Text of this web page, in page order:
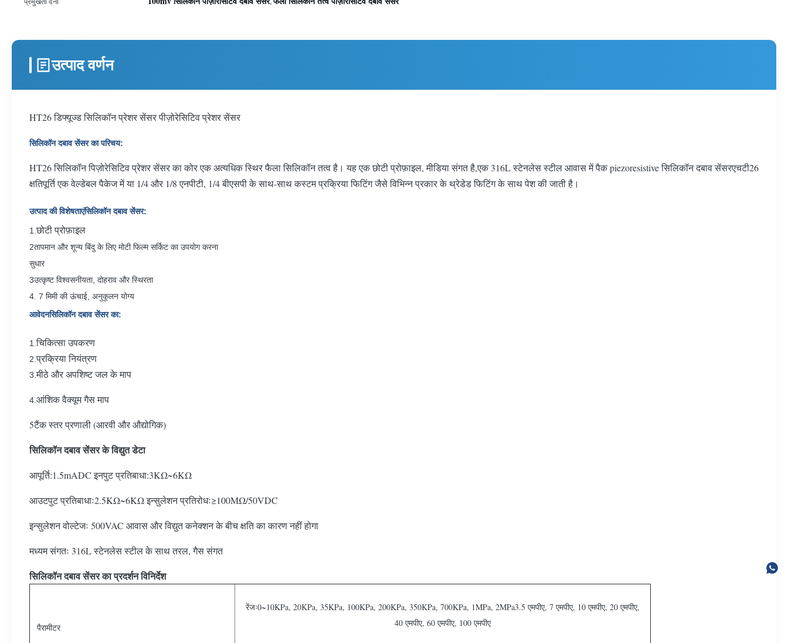
उत्पाद वर्णन
HT26 डिफ्यूज्ड सिलिकॉन प्रेशर सेंसर पीज़ोरेसिटिव प्रेशर सेंसर
सिलिकॉन दबाव सेंसर का परिचय:
HT26 सिलिकॉन पिज़ोरेसिटिव प्रेशर सेंसर का कोर एक अत्यधिक स्थिर फैला सिलिकॉन तत्व है। यह एक छोटी प्रोफ़ाइल, मीडिया संगत है,एक 316L स्टेनलेस स्टील आवास में पैक piezoresistive सिलिकॉन दबाव सेंसरएचटी26
क्षतिपूर्ति एक वेल्डेबल पैकेज में या 1/4 और 1/8 एनपीटी, 1/4 बीएसपी के साथ-साथ कस्टम प्रक्रिया फिटिंग जैसे विभिन्न प्रकार के थ्रेडेड फिटिंग के साथ पेश की जाती है।
उत्पाद की विशेषताएंसिलिकॉन दबाव सेंसर:
1.छोटी प्रोफ़ाइल
2तापमान और शून्य बिंदु के लिए मोटी फिल्म सर्किट का उपयोग करना
सुधार
3उत्कृष्ट विश्वसनीयता, दोहराव और स्थिरता
4. 7 मिमी की ऊंचाई, अनुकूलन योग्य
आवेदनसिलिकॉन दबाव सेंसर का:
1.चिकित्सा उपकरण
2.प्रक्रिया नियंत्रण
3.मीठे और अपशिष्ट जल के माप
4. आंशिक वैक्यूम गैस माप
5टैंक स्तर प्रणाली (आरवी और औद्योगिक)
सिलिकॉन दबाव सेंसर के विद्युत डेटा
आपूर्ति:1.5mADC इनपुट प्रतिबाधा:3KΩ~6KΩ
आउटपुट प्रतिबाधाः2.5KΩ~6KΩ इन्सुलेशन प्रतिरोधः≥100MΩ/50VDC
इन्सुलेशन वोल्टेजः 500VAC आवास और विद्युत कनेक्शन के बीच क्षति का कारण नहीं होगा
मध्यम संगतः 316L स्टेनलेस स्टील के साथ तरल, गैस संगत
सिलिकॉन दबाव सेंसर का प्रदर्शन विनिर्देश
पैरामीटर
रेंजः0~10KPa, 20KPa, 35KPa, 100KPa, 200KPa, 350KPa, 700KPa, 1MPa, 2MPa3.5 एमपीए, 7 एमपीए, 10 एमपीए, 20 एमपीए,
40 एमपीए, 60 एमपीए, 100 एमपीए